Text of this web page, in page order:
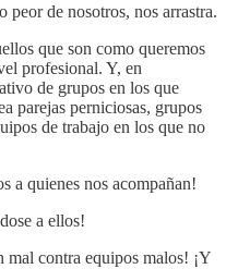
de nosotros, nos arrastra.
que son como queremos
profesional. Y, en
de grupos en los que
parejas perniciosas, grupos
de trabajo en los que no
a quienes nos acompañan!
a ellos!
mal contra equipos malos! ¡Y